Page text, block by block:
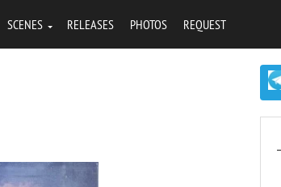
SCENES RELEASES PHOTOS REQUEST